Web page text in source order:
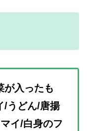
が入ったも
/うどん/唐揚
イ/白身のフ